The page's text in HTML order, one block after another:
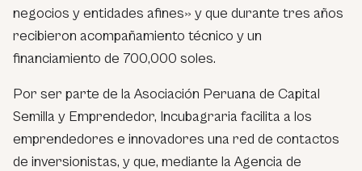
negocios y entidades afines» y que durante tres años
recibieron acompañamiento técnico y un
financiamiento de 700,000 soles.
Por ser parte de la Asociación Peruana de Capital
Semilla y Emprendedor, Incubagraria facilita a los
emprendedores e innovadores una red de contactos
de inversionistas, y que, mediante la Agencia de